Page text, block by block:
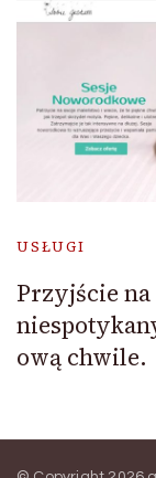
USŁUGI
Przyjście
ową chwile.